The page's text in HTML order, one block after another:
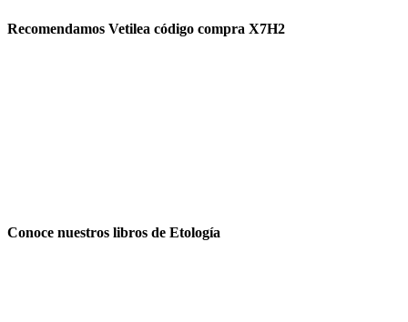
Recomendamos Vetilea código compra X7H2
Conoce nuestros libros de Etología